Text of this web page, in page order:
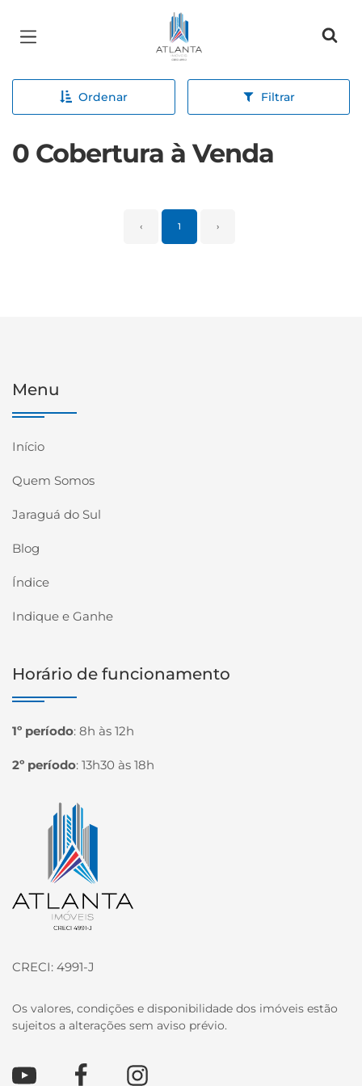
Página inicial
Ordenar Filtrar
0 Cobertura à Venda
‹ 1 ›
Menu
Início
Quem Somos
Jaraguá do Sul
Blog
Índice
Indique e Ganhe
Horário de funcionamento
1º período: 8h às 12h
2º período: 13h30 às 18h
Página inicial
CRECI: 4991-J
Os valores, condições e disponibilidade dos imóveis estão
sujeitos a alterações sem aviso prévio.
Youtube FacebookInstagram